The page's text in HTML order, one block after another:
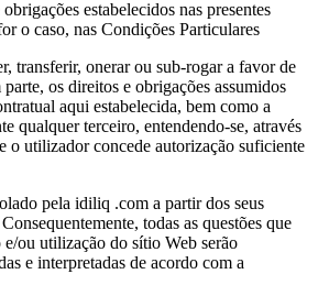
estabelecidos nas presentes
o caso, nas Condições Particulares
transferir, onerar ou sub-rogar a favor de
os direitos e obrigações assumidos
aqui estabelecida, bem como a
qualquer terceiro, entendendo-se, através
o utilizador concede autorização suficiente
pela idiliq .com a partir dos seus
todas as questões que
e/ou utilização do sítio Web serão
e interpretadas de acordo com a